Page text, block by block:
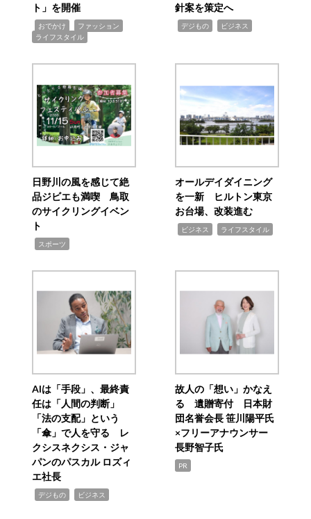
ト」を開催
おでかけ ファッション
ライフスタイル
針案を策定へ
デジもの ビジネス
日野川の風を感じて絶
品ジビエも満喫 鳥取
のサイクリングイベン
ト
スポーツ
オールデイダイニング
を一新 ヒルトン東京
お台場、改装進む
ビジネス ライフスタイル
AIは「手段」、最終責
任は「人間の判断」
「法の支配」という
「傘」で人を守る レ
クシスネクシス・ジャ
パンのパスカル ロズィ
エ社長
デジもの ビジネス
故人の「想い」かなえ
る 遺贈寄付 日本財
団名誉会長 笹川陽平氏
×フリーアナウンサー
長野智子氏
PR